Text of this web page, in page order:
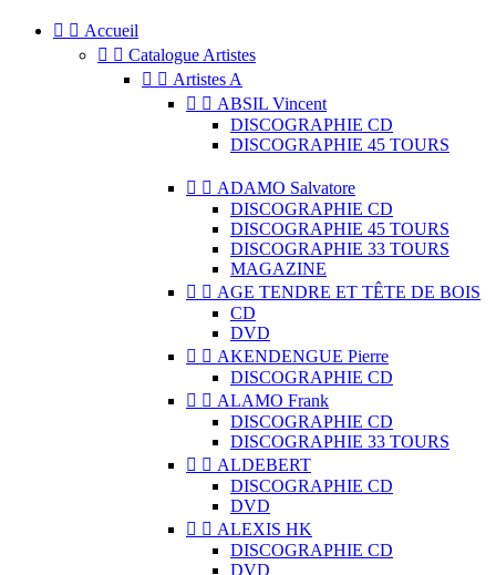
  Accueil
  Catalogue Artistes
  Artistes A
  ABSIL Vincent
DISCOGRAPHIE CD
DISCOGRAPHIE 45 TOURS
  ADAMO Salvatore
DISCOGRAPHIE CD
DISCOGRAPHIE 45 TOURS
DISCOGRAPHIE 33 TOURS
MAGAZINE
  AGE TENDRE ET TÊTE DE BOIS
CD
DVD
  AKENDENGUE Pierre
DISCOGRAPHIE CD
  ALAMO Frank
DISCOGRAPHIE CD
DISCOGRAPHIE 33 TOURS
  ALDEBERT
DISCOGRAPHIE CD
DVD
  ALEXIS HK
DISCOGRAPHIE CD
DVD